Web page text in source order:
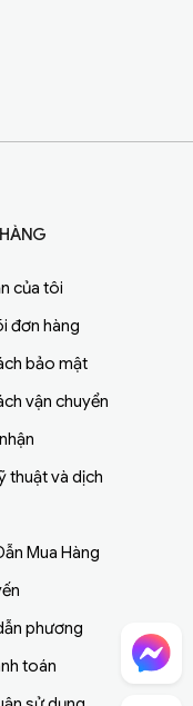
của tôi
đơn hàng
bảo mật
vận chuyển
thuật và dịch
Mua Hàng
phương
toán
Chat Facebook